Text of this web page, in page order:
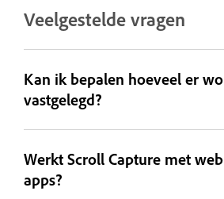
Veelgestelde vragen
Kan ik bepalen hoeveel er
vastgelegd?
Werkt Scroll Capture met
apps?